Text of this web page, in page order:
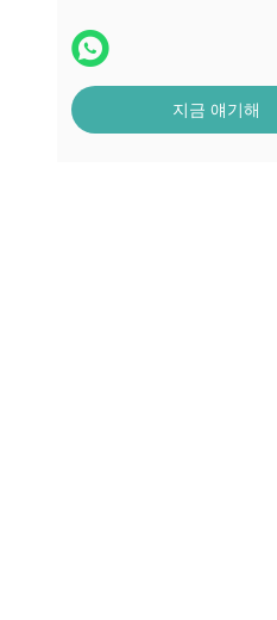
지금 얘기해